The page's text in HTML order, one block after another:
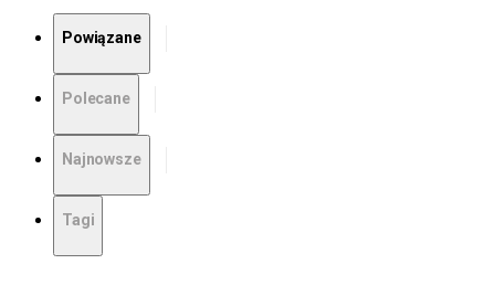
Powiązane
Polecane
Najnowsze
Tagi